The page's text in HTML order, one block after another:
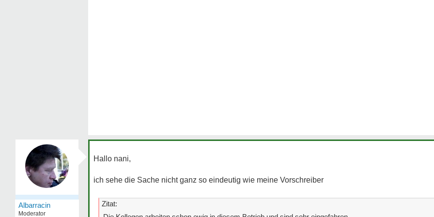
Albarracin
Moderator
Hallo nani,
ich sehe die Sache nicht ganz so eindeutig wie meine Vorschreiber
Zitat: